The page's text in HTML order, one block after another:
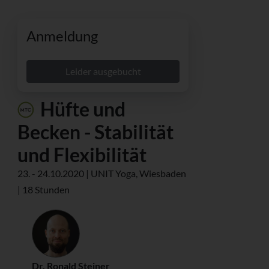
Anmeldung
Leider ausgebucht
Hüfte und
Becken - Stabilität
und Flexibilität
23. - 24.10.2020 | UNIT Yoga, Wiesbaden
| 18 Stunden
Dr. Ronald Steiner